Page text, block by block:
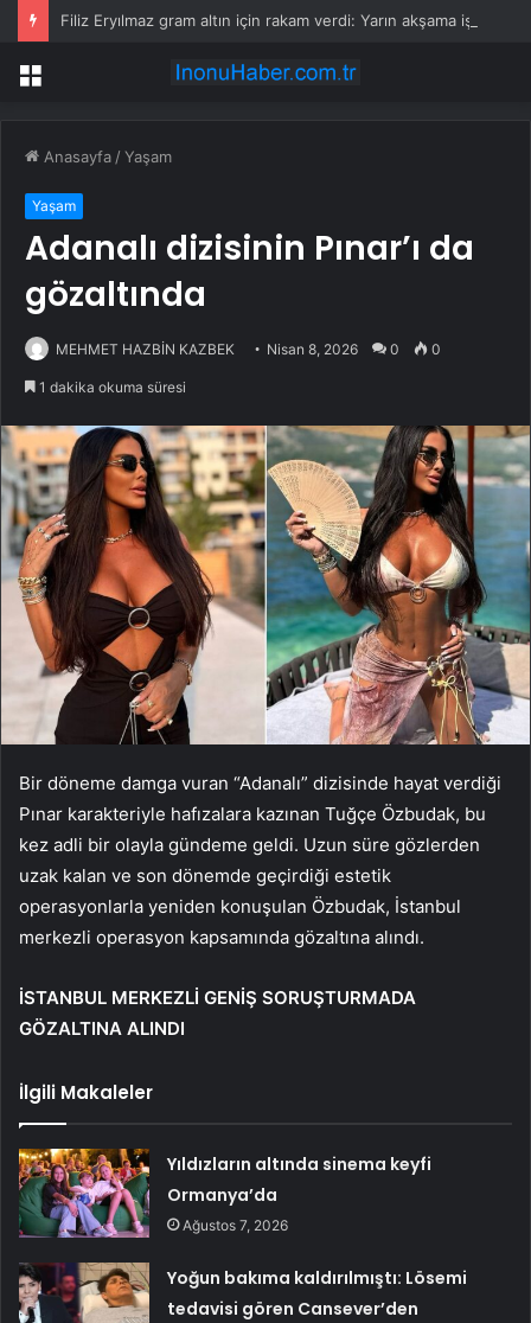
Menü
Anasayfa /Yaşam
Yaşam
Adanalı dizisinin Pınar’ı da
gözaltında
MEHMET HAZBİN KAZBEK Nisan 8, 2026 0 0
1 dakika okuma süresi
Bir döneme damga vuran “Adanalı” dizisinde hayat verdiği
Pınar karakteriyle hafızalara kazınan Tuğçe Özbudak, bu
kez adli bir olayla gündeme geldi. Uzun süre gözlerden
uzak kalan ve son dönemde geçirdiği estetik
operasyonlarla yeniden konuşulan Özbudak, İstanbul
merkezli operasyon kapsamında gözaltına alındı.
İSTANBUL MERKEZLİ GENİŞ SORUŞTURMADA
GÖZALTINA ALINDI
İlgili Makaleler
Yıldızların altında sinema keyfi
Ormanya’da
Ağustos 7, 2026
Yoğun bakıma kaldırılmıştı: Lösemi
tedavisi gören Cansever’den